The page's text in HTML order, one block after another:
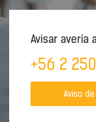
Avisar avería
+56 2
Aviso